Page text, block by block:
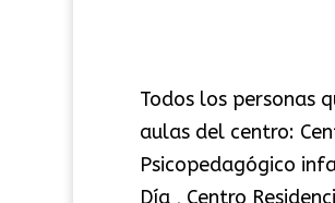
Todos los personas
aulas del centro:
Psicopedagógico
Día , Centro